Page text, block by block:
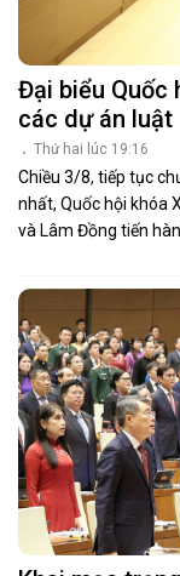
Đại biểu Quốc
các dự án luật
Thứ hai lúc 19:16
Chiều 3/8, tiếp tục
nhất, Quốc hội khóa
và Lâm Đồng tiến